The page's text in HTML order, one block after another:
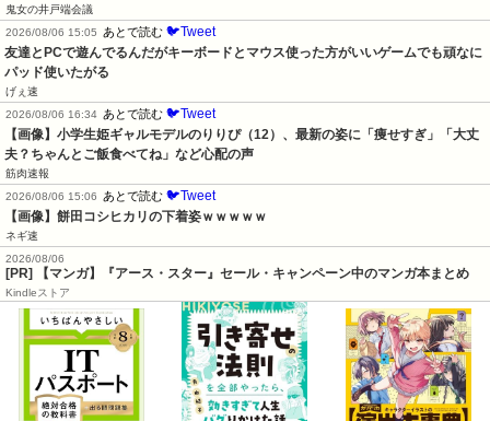
鬼女の井戸端会議
2026/08/06 15:05
あとで読む 🐦Tweet
友達とPCで遊んでるんだがキーボードとマウス使った方がいいゲームでも頑なに
パッド使いたがる
げぇ速
2026/08/06 16:34 あとで読む 🐦Tweet
【画像】小学生姫ギャルモデルのりりぴ（12）、最新の姿に「痩せすぎ」「大丈
夫？ちゃんとご飯食べてね」など心配の声
筋肉速報
2026/08/06 15:06
あとで読む 🐦Tweet
【画像】餅田コシヒカリの下着姿ｗｗｗｗｗ
ネギ速
2026/08/06
[PR] 【マンガ】『アース・スター』セール・キャンペーン中のマンガ本まとめ
Kindleストア